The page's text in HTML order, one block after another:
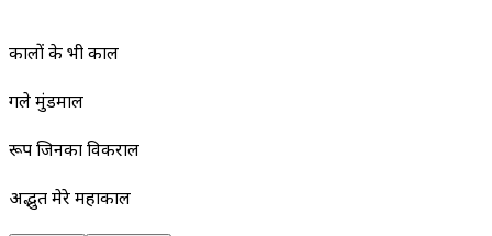
कालों के भी काल
गले मुंडमाल
रूप जिनका विकराल
अद्भुत मेरे महाकाल